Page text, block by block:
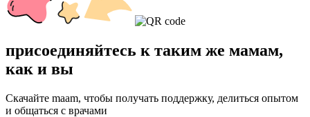
присоединяйтесь к таким же мамам,
как и вы
Скачайте maam, чтобы получать поддержку, делиться опытом
и общаться с врачами